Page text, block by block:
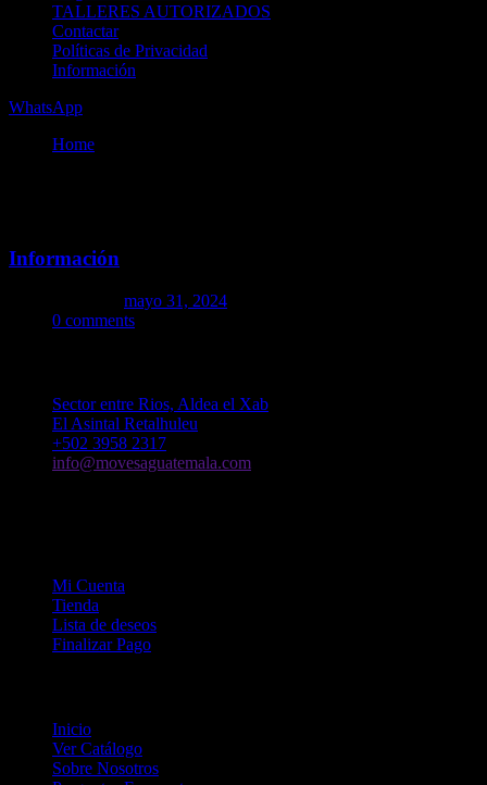
TALLERES AUTORIZADOS
Contactar
Políticas de Privacidad
Información
WhatsApp
Home
Información
mayo 31, 2024
0 comments
Sector entre Rios, Aldea el Xab
El Asintal Retalhuleu
+502 3958 2317
info@movesaguatemala.com
Mi Cuenta
Tienda
Lista de deseos
Finalizar Pago
Inicio
Ver Catálogo
Sobre Nosotros